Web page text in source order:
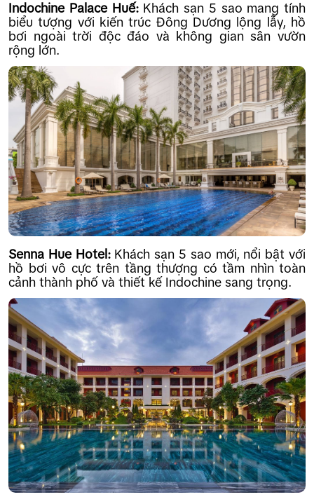
Indochine Palace Huế:Khách sạn 5 sao mang tính
biểu tượng với kiến trúc Đông Dương lộng lẫy, hồ
bơi ngoài trời độc đáo và không gian sân vườn
rộng lớn.
Senna Hue Hotel:Khách sạn 5 sao mới, nổi bật với
hồ bơi vô cực trên tầng thượng có tầm nhìn toàn
cảnh thành phố và thiết kế Indochine sang trọng.